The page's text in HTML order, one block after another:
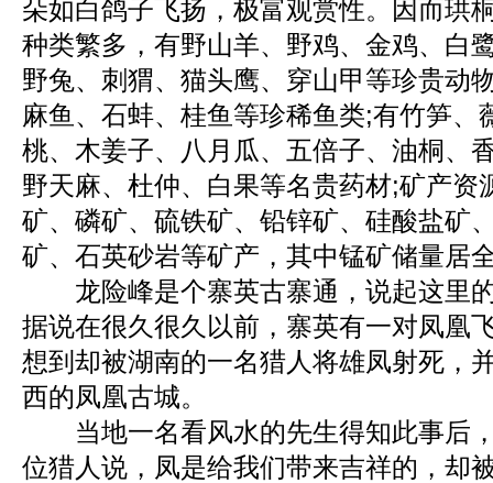
朵如白鸽子飞扬，极富观赏性。因而珙
种类繁多，有野山羊、野鸡、金鸡、白
野兔、刺猬、猫头鹰、穿山甲等珍贵动
麻鱼、石蚌、桂鱼等珍稀鱼类;有竹笋、
桃、木姜子、八月瓜、五倍子、油桐、
野天麻、杜仲、白果等名贵药材;矿产资
矿、磷矿、硫铁矿、铅锌矿、硅酸盐矿
矿、石英砂岩等矿产，其中锰矿储量居
龙险峰是个寨英古寨通，说起这里
据说在很久很久以前，寨英有一对凤凰
想到却被湖南的一名猎人将雄凤射死，
西的凤凰古城。
当地一名看风水的先生得知此事后
位猎人说，凤是给我们带来吉祥的，却